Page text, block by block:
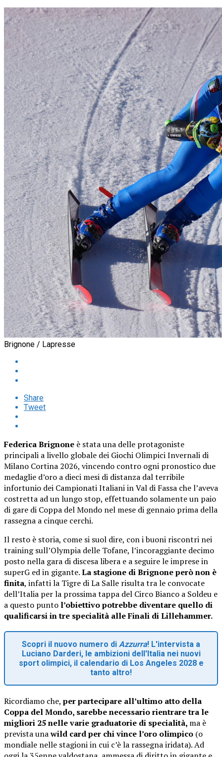
Brignone / Lapresse
Share
Tweet
Federica Brignone è stata una delle protagoniste
principali a livello globale dei Giochi Olimpici Invernali di
Milano Cortina 2026, vincendo contro ogni pronostico due
medaglie d’oro a dieci mesi di distanza dal terribile
infortunio dei Campionati Italiani in Val di Fassa che l’aveva
costretta ad un lungo stop, effettuando solamente un paio
di gare di Coppa del Mondo nel mese di gennaio prima della
rassegna a cinque cerchi.
Il resto è storia, come si suol dire, con i buoni riscontri nei
training sull’Olympia delle Tofane, l’incoraggiante decimo
posto nella gara di discesa libera e a seguire le imprese in
superG ed in gigante.La stagione di Brignone però non è
finita, infatti la Tigre di La Salle risulta tra le convocate
dell’Italia per la prossima tappa del Circo Bianco a Soldeu e
a questo punto l’obiettivo potrebbe diventare quello di
qualificarsi in tre specialità alle Finali di Lillehammer.
Scopri il nuovo numero di Azzurra! L'intervista a
Luciano Darderi, le ambizioni dell'Italia nei nuovi
sport olimpici, il calendario di Los Angeles 2028 e
tanto altro!
Ricordiamo che, per partecipare all’ultimo atto della
Coppa del Mondo, sarebbe necessario rientrare tra le
migliori 25 nelle varie graduatorie di specialità, ma è
prevista unawild card per chi vince l’oro olimpico (o
mondiale nelle stagioni in cui c’è la rassegna iridata). Ad